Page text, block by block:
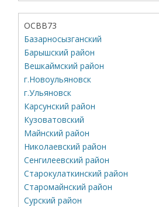
ОСВВ73
Базарносызганский
Барышский район
Вешкаймский район
г.Новоульяновск
г.Ульяновск
Карсунский район
Кузоватовский
Майнский район
Николаевский район
Сенгилеевский район
Старокулаткинский район
Старомайнский район
Сурский район